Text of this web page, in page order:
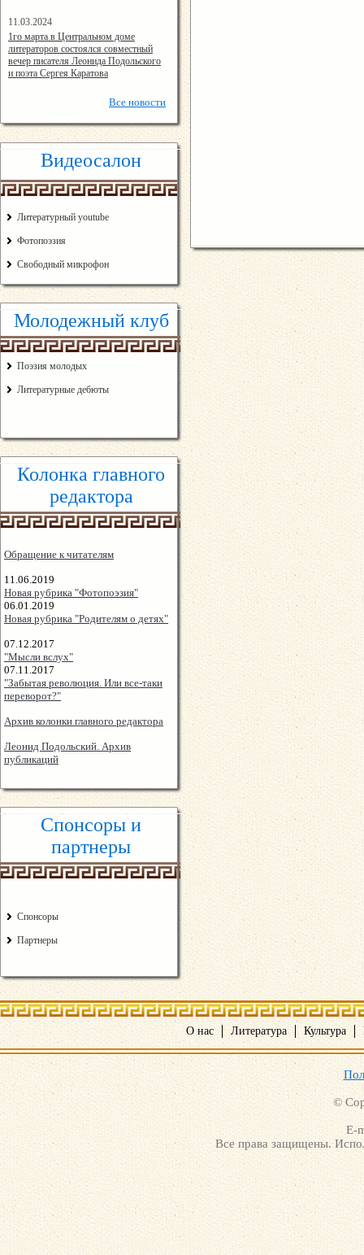
11.03.2024
15:06:16
1го марта в Центральном доме
литераторов состоялся совместный
вечер писателя Леонида Подольского
и поэта Сергея Каратова
Все новости
Видеосалон
Литературный youtube
Фотопоэзия
Свободный микрофон
Молодежный клуб
Поэзия молодых
Литературные дебюты
Колонка главного
редактора
Обращение к читателям
11.06.2019
Новая рубрика "Фотопоэзия"
06.01.2019
Новая рубрика "Родителям о детях"
07.12.2017
"Мысли вслух"
07.11.2017
"Забытая революция. Или все-таки
переворот?"
Архив колонки главного редактора
Леонид Подольский. Архив
публикаций
Спонсоры и
партнеры
Спонсоры
Партнеры
О нас Литература Культура
©
E-
Все права защищены.